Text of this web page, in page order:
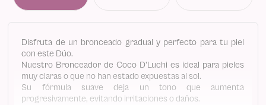
Disfruta de un bronceado gradual y perfecto para tu piel
con este Dúo.
Nuestro Bronceador de Coco D'Luchi es ideal para pieles
muy claras o que no han estado expuestas al sol.
Su fórmula suave deja un tono que aumenta
progresivamente, evitando irritaciones o daños.